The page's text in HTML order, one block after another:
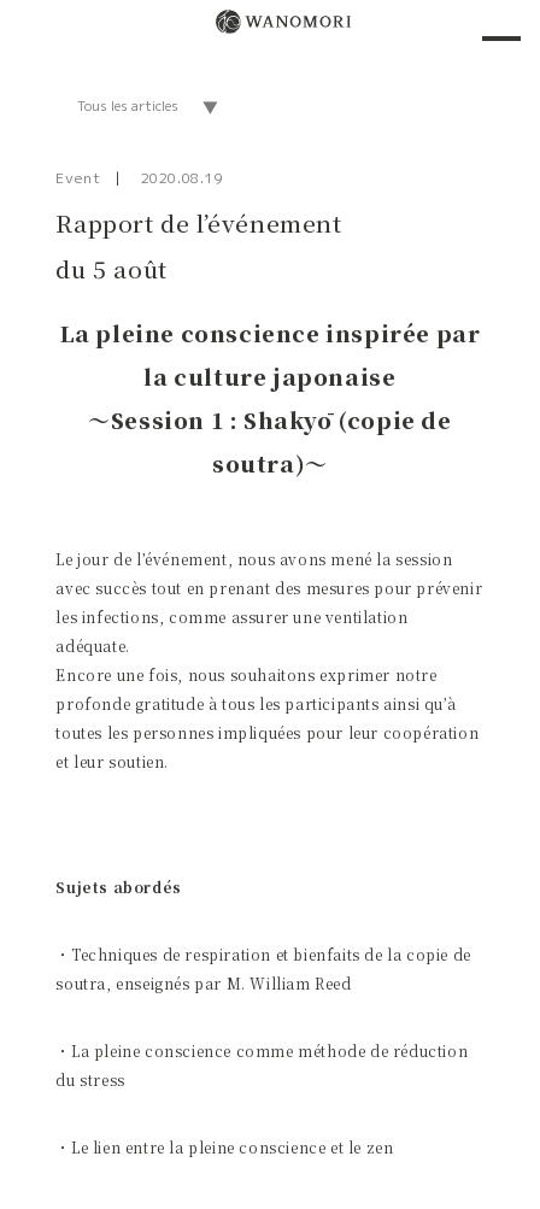
Event 2020.08.19
Rapport de l’événement
du 5 août
La pleine conscience inspirée par
la culture japonaise
～Session 1 : Shakyō (copie de
soutra)～
Le jour de l’événement, nous avons mené la session
avec succès tout en prenant des mesures pour prévenir
les infections, comme assurer une ventilation
adéquate.
Encore une fois, nous souhaitons exprimer notre
profonde gratitude à tous les participants ainsi qu’à
toutes les personnes impliquées pour leur coopération
et leur soutien.
Sujets abordés
・Techniques de respiration et bienfaits de la copie de
soutra, enseignés par M. William Reed
・La pleine conscience comme méthode de réduction
du stress
・Le lien entre la pleine conscience et le zen